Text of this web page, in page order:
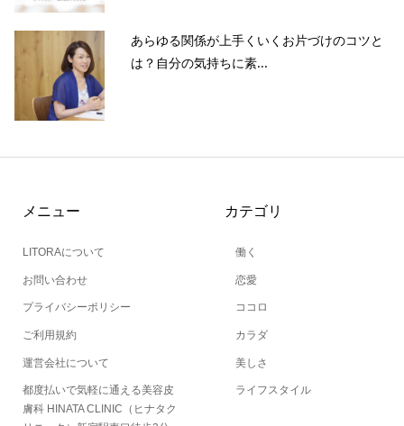
あらゆる関係が上手くいくお片づけのコツと
は？自分の気持ちに素...
メニュー
LITORAについて
お問い合わせ
プライバシーポリシー
ご利用規約
運営会社について
都度払いで気軽に通える美容皮
膚科 HINATA CLINIC（ヒナタク
カテゴリ
働く
恋愛
ココロ
カラダ
美しさ
ライフスタイル